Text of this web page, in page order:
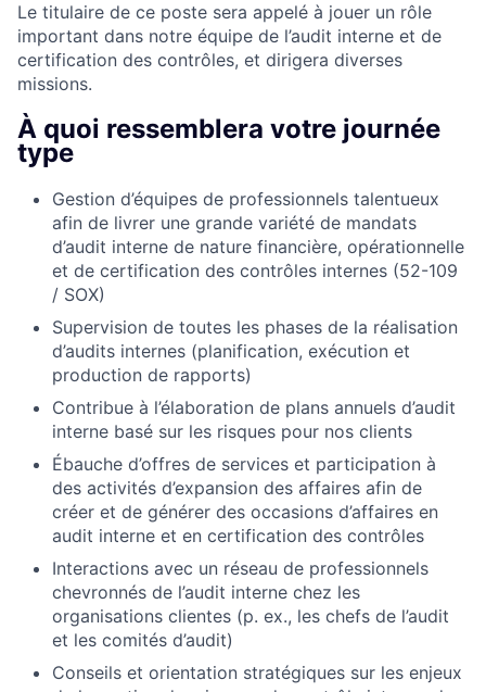
Le titulaire de ce poste sera appelé à jouer un rôle
important dans notre équipe de l’audit interne et de
certification des contrôles, et dirigera diverses
missions.
À quoi ressemblera votre journée
type
Gestion d’équipes de professionnels talentueux
afin de livrer une grande variété de mandats
d’audit interne de nature financière, opérationnelle
et de certification des contrôles internes (52-109
/ SOX)
Supervision de toutes les phases de la réalisation
d’audits internes (planification, exécution et
production de rapports)
Contribue à l’élaboration de plans annuels d’audit
interne basé sur les risques pour nos clients
Ébauche d’offres de services et participation à
des activités d’expansion des affaires afin de
créer et de générer des occasions d’affaires en
audit interne et en certification des contrôles
Interactions avec un réseau de professionnels
chevronnés de l’audit interne chez les
organisations clientes (p. ex., les chefs de l’audit
et les comités d’audit)
Conseils et orientation stratégiques sur les enjeux